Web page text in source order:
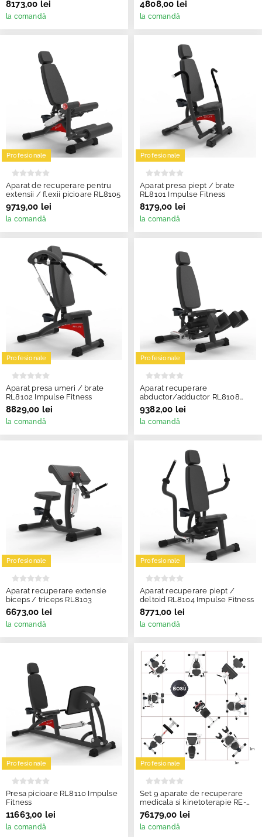
8173,00 lei
la comandă
4808,00 lei
la comandă
Profesionale
Aparat de recuperare pentru
extensii / flexii picioare RL8105
9719,00 lei
la comandă
Profesionale
Aparat presa piept / brate
RL8101 Impulse Fitness
8179,00 lei
la comandă
Profesionale
Aparat presa umeri / brate
RL8102 Impulse Fitness
8829,00 lei
la comandă
Profesionale
Aparat recuperare
abductor/adductor RL8108
Impulse Fitness
9382,00 lei
la comandă
Profesionale
Aparat recuperare extensie
biceps / triceps RL8103
6673,00 lei
la comandă
Profesionale
Aparat recuperare piept /
deltoid RL8104 Impulse Fitness
8771,00 lei
la comandă
Profesionale
Presa picioare RL8110 Impulse
Fitness
11663,00 lei
la comandă
Profesionale
Set 9 aparate de recuperare
medicala si kinetoterapie RE-
LIFE
76179,00 lei
la comandă